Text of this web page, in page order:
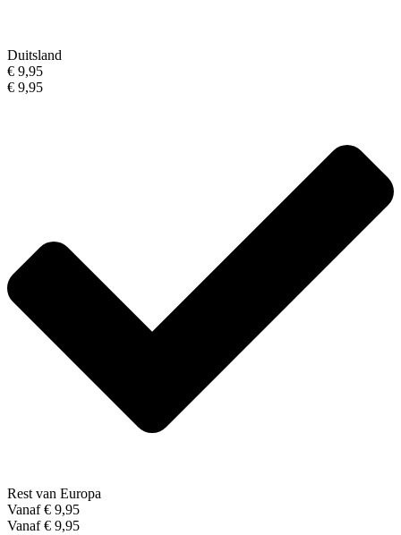
Duitsland
€ 9,95
€ 9,95
Rest van Europa
Vanaf € 9,95
Vanaf € 9,95